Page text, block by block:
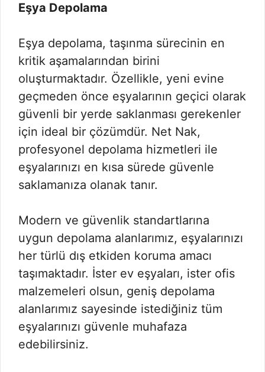
Eşya Depolama
Eşya depolama, taşınma sürecinin en
kritik aşamalarından birini
oluşturmaktadır. Özellikle, yeni evine
geçmeden önce eşyalarının geçici olarak
güvenli bir yerde saklanması gerekenler
için ideal bir çözümdür. Net Nak,
profesyonel depolama hizmetleri ile
eşyalarınızı en kısa sürede güvenle
saklamanıza olanak tanır.
Modern ve güvenlik standartlarına
uygun depolama alanlarımız, eşyalarınızı
her türlü dış etkiden koruma amacı
taşımaktadır. İster ev eşyaları, ister ofis
malzemeleri olsun, geniş depolama
alanlarımız sayesinde istediğiniz tüm
eşyalarınızı güvenle muhafaza
edebilirsiniz.